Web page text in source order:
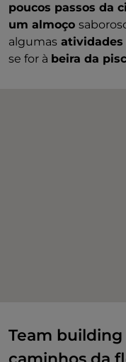
poucos passos da
um almoço
algumas atividades
se for à beira da
Team